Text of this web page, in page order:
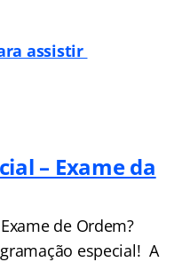
assistir
– Exame da
de Ordem?
especial! A